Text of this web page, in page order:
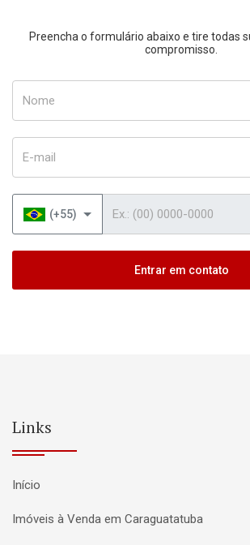
Preencha o formulário abaixo e tire todas
compromisso.
(+55)
Entrar em contato
Links
Início
Imóveis à Venda em Caraguatatuba